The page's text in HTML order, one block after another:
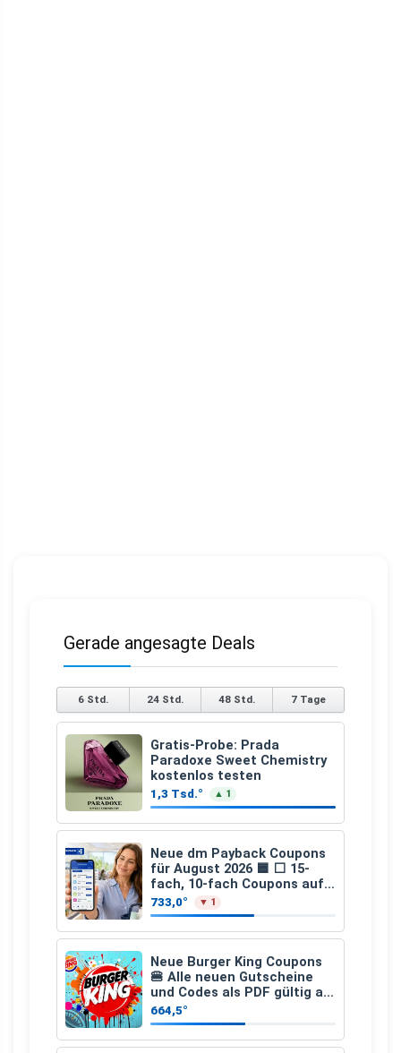
Gerade angesagte Deals
6 Std. 24 Std. 48 Std. 7 Tage
Gratis-Probe: Prada
Paradoxe Sweet Chemistry
kostenlos testen
1,3 Tsd.° ▲ 1
Neue dm Payback Coupons
für August 2026 🟦 ⬜ 15-
fach, 10-fach Coupons auf
den gesamten Einkauf ab 2
€
733,0° ▼ 1
Neue Burger King Coupons
🍔 Alle neuen Gutscheine
und Codes als PDF gültig ab
25.07.2026 bis 04.09.2026
664,5°